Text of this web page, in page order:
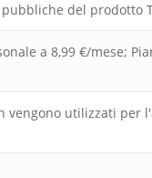
del prodotto
a 8,99 €/mese;
utilizzati per